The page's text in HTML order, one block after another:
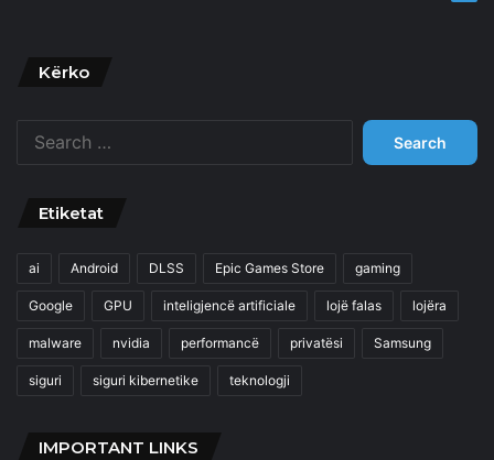
Kërko
Search
for:
Etiketat
ai Android DLSS Epic Games Store gaming
Google GPU inteligjencë artificiale lojë falas lojëra
malware nvidia performancë privatësi Samsung
siguri siguri kibernetike teknologji
IMPORTANT LINKS